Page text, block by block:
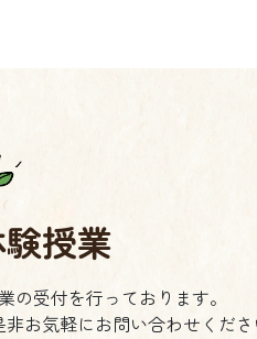
授業
の受付を行っております。
お気軽にお問い合わせくださ